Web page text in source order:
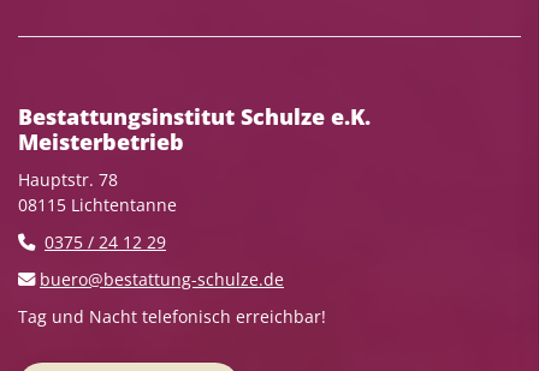
Bestattungsinstitut Schulze e.K.
Meisterbetrieb
Hauptstr. 78
08115 Lichtentanne
0375 / 24 12 29
buero@bestattung-schulze.de
Tag und Nacht telefonisch erreichbar!